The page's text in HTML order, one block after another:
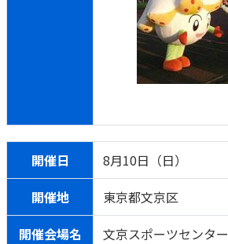
開催日
8月10日（日）
開催地
東京都文京区
開催会場名
文京スポーツセンター